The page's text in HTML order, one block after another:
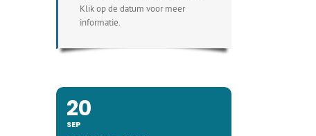
Klik op de datum voor meer
informatie.
20
SEP